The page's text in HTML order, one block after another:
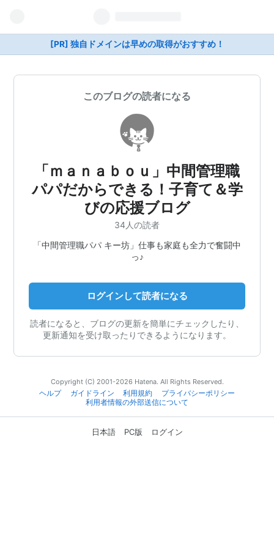
[PR] 独自ドメインは早めの取得がおすすめ！
このブログの読者になる
「ｍａｎａｂｏｕ」中間管理職
パパだからできる！子育て＆学
びの応援ブログ
34人の読者
「中間管理職パパ キー坊」仕事も家庭も全力で奮闘中
っ♪
ログインして読者になる
読者になると、ブログの更新を簡単にチェックしたり、
更新通知を受け取ったりできるようになります。
Copyright (C) 2001-2026 Hatena. All Rights Reserved.
ヘルプ
ガイドライン 利用規約
プライバシーポリシー
利用者情報の外部送信について
日本語 PC版 ログイン